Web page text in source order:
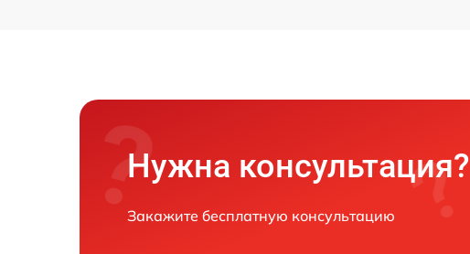
Нужна консультация?
Закажите бесплатную консультацию